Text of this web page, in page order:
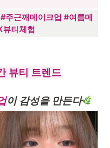
#주근깨메이크업 #여름메
티체험
뷰티 트렌드
이 감성을 만든다